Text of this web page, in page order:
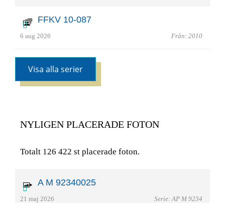
FFKV 10-087
6 aug 2026 Från: 2010
Visa alla serier
NYLIGEN PLACERADE FOTON
Totalt 126 422 st placerade foton.
A M 92340025
21 maj 2026 Serie: AP M 9234